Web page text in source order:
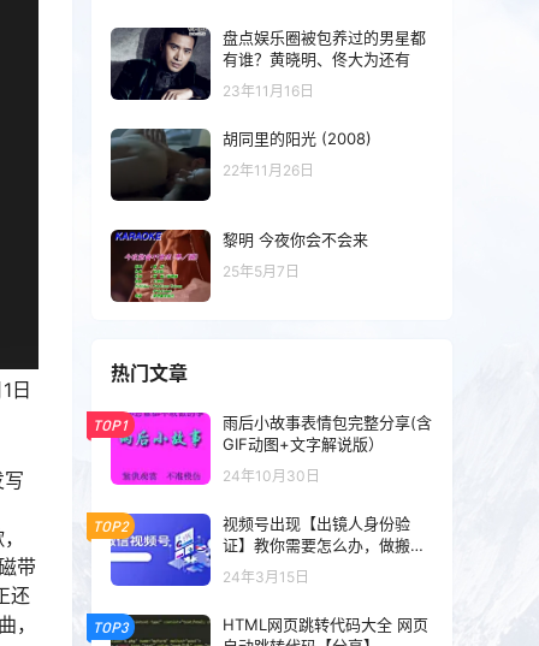
日
带
还
，
盘点娱乐圈被包养过的男星都
有谁？黄晓明、佟大为还有
23年11月16日
胡同里的阳光 (2008)
22年11月26日
黎明 今夜你会不会来
25年5月7日
热门文章
TOP1
雨后小故事表情包完整分享(含
GIF动图+文字解说版）
24年10月30日
TOP2
视频号出现【出镜人身份验
证】教你需要怎么办，做搬运
以及混剪的可以看一下
24年3月15日
TOP3
HTML网页跳转代码大全 网页